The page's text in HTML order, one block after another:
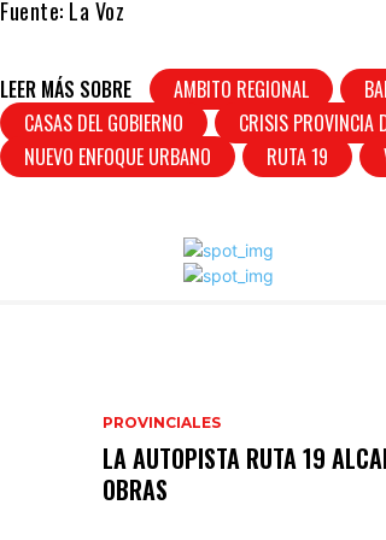
Fuente: La Voz
LEER MÁS SOBRE AMBITO REGIONAL
CASAS DEL GOBIERNO
CRISIS PROVINCIA
NUEVO ENFOQUE URBANO
RUTA 19
PROVINCIALES
LA AUTOPISTA RUTA 19
OBRAS